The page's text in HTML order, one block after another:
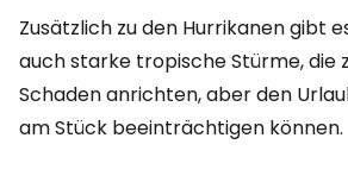
Zusätzlich zu den Hurrikanen gibt
auch starke tropische Stürme, die
Schaden anrichten, aber den
am Stück beeinträchtigen können.